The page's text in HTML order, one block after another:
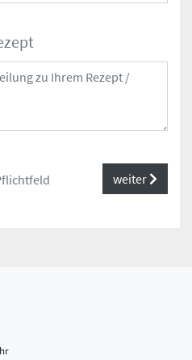
weiter